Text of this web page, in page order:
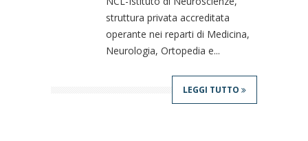
struttura privata accreditata
operante nei reparti di Medicina,
Neurologia, Ortopedia e...
LEGGI TUTTO